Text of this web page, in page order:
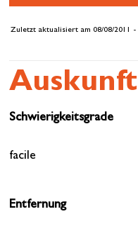
Zuletzt aktualisiert am 08/08/2011 -
Auskunft
Schwierigkeitsgrade
facile
Entfernung